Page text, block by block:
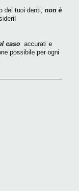
dei tuoi denti, non è
caso accurati e
possibile per ogni